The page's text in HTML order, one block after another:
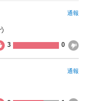
キル(
超激戦
通報
3 0
通報